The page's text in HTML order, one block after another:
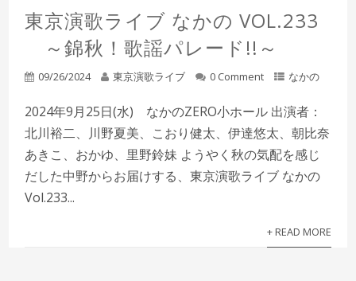
東京演歌ライブ なかの VOL.233
～錦秋！歌謡パレード!!～
09/26/2024 東京演歌ライブ 0 Comment なかの
2024年9月25日(水) なかのZERO小ホール 出演者：
北川裕二、川野夏美、こおり健太、伊達悠太、朝比奈
あきこ、おかゆ、里野鈴妹 ようやく秋の気配を感じ
だした中野からお届けする、東京演歌ライブ なかの
Vol.233...
+ READ MORE